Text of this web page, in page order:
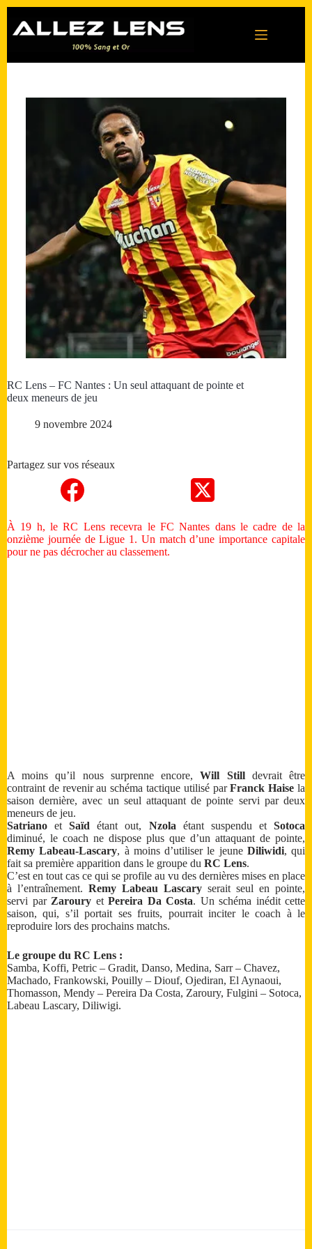
contenu
RC Lens – FC Nantes : Un seul attaquant de pointe et
deux meneurs de jeu
9 novembre 2024
Partagez sur vos réseaux
À 19 h, le RC Lens recevra le FC Nantes dans le cadre de la
onzième journée de Ligue 1. Un match d’une importance capitale
pour ne pas décrocher au classement.
A moins qu’il nous surprenne encore,Will Stilldevrait être
contraint de revenir au schéma tactique utilisé parFranck Haise la
saison dernière, avec un seul attaquant de pointe servi par deux
meneurs de jeu.
SatrianoetSaïd étant out, Nzola étant suspendu etSotoca
diminué, le coach ne dispose plus que d’un attaquant de pointe,
Remy Labeau-Lascary, à moins d’utiliser le jeune Diliwidi, qui
fait sa première apparition dans le groupe du RC Lens.
C’est en tout cas ce qui se profile au vu des dernières mises en place
à l’entraînement. Remy Labeau Lascary serait seul en pointe,
servi par Zaroury et Pereira Da Costa. Un schéma inédit cette
saison, qui, s’il portait ses fruits, pourrait inciter le coach à le
reproduire lors des prochains matchs.
Le groupe du RC Lens :
Samba, Koffi, Petric – Gradit, Danso, Medina, Sarr – Chavez,
Machado, Frankowski, Pouilly – Diouf, Ojediran, El Aynaoui,
Thomasson, Mendy – Pereira Da Costa, Zaroury, Fulgini – Sotoca,
Labeau Lascary, Diliwigi.